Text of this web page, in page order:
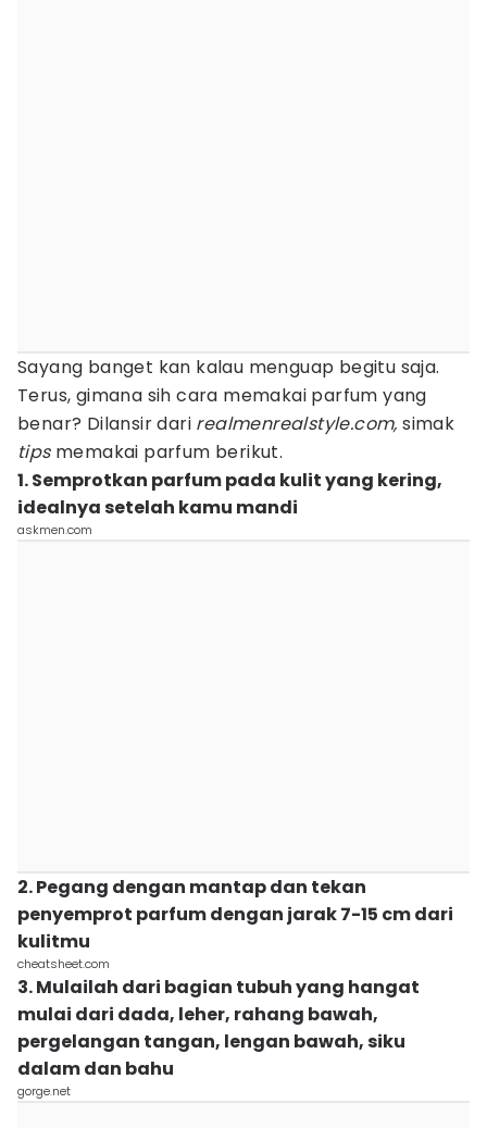
Sayang banget kan kalau menguap begitu saja.
Terus, gimana sih cara memakai parfum yang
benar? Dilansir dari realmenrealstyle.com,simak
tips memakai parfum berikut.
1. Semprotkan parfum pada kulit yang kering,
idealnya setelah kamu mandi
askmen.com
2. Pegang dengan mantap dan tekan
penyemprot parfum dengan jarak 7-15 cm dari
kulitmu
cheatsheet.com
3. Mulailah dari bagian tubuh yang hangat
mulai dari dada, leher, rahang bawah,
pergelangan tangan, lengan bawah, siku
dalam dan bahu
gorge.net